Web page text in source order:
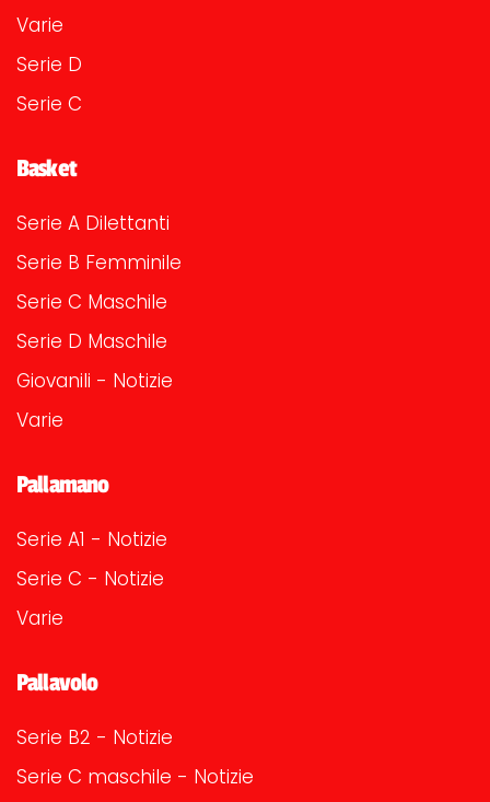
Varie
Serie D
Serie C
Basket
Serie A Dilettanti
Serie B Femminile
Serie C Maschile
Serie D Maschile
Giovanili - Notizie
Varie
Pallamano
Serie A1 - Notizie
Serie C - Notizie
Varie
Pallavolo
Serie B2 - Notizie
Serie C maschile - Notizie